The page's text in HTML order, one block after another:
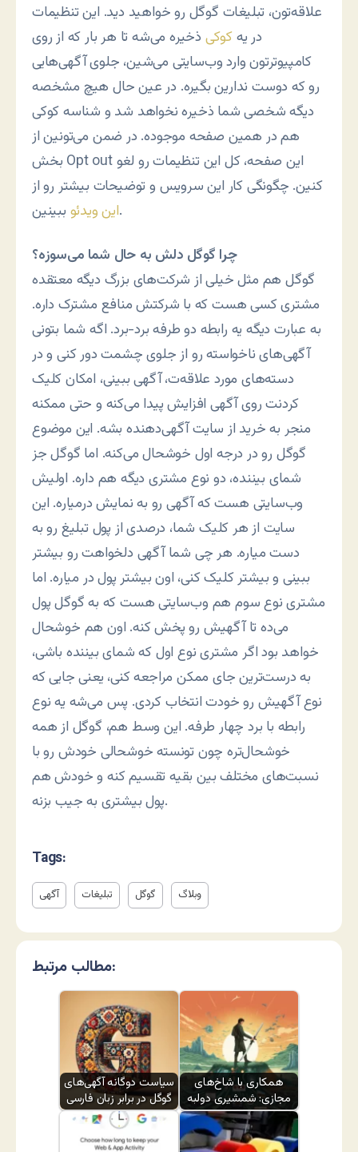
علاقه‌تون، تبلیغات گوگل رو خواهید دید. این تنظیمات
در یهکوکی ذخیره می‌شه تا هر بار که از روی
کامپیوترتون وارد وب‌سایتی می‌شین، جلوی آگهی‌هایی
رو که دوست ندارین بگیره. در عین حال هیچ مشخصه
دیگه شخصی شما ذخیره نخواهد شد و شناسه کوکی
هم در همین صفحه موجوده. در ضمن می‌تونین از
بخش Opt out این صفحه، کل این تنظیمات رو لغو
کنین. چگونگی کار این سرویس و توضیحات بیشتر رو از
این ویدئوببینین.
چرا گوگل دلش به حال شما می‌سوزه؟
گوگل هم مثل خیلی از شرکت‌های بزرگ دیگه معتقده
مشتری کسی هست که با شرکتش منافع مشترک داره.
به عبارت دیگه یه رابطه دو طرفه برد-برد. اگه شما بتونی
آگهی‌های ناخواسته رو از جلوی چشمت دور کنی و در
دسته‌های مورد علاقه‌ت، آگهی ببینی، امکان کلیک
کردنت روی آگهی افزایش پیدا می‌کنه و حتی ممکنه
منجر به خرید از سایت آگهی‌دهنده بشه. این موضوع
گوگل رو در درجه اول خوشحال می‌کنه. اما گوگل جز
شمای بیننده، دو نوع مشتری دیگه هم داره. اولیش
وب‌سایتی هست که آگهی رو به نمایش درمیاره. این
سایت از هر کلیک شما، درصدی از پول تبلیغ رو به
دست میاره. هر چی شما آگهی دلخواهت رو بیشتر
ببینی و بیشتر کلیک کنی، اون بیشتر پول در میاره. اما
مشتری نوع سوم هم وب‌سایتی هست که به گوگل پول
می‌ده تا آگهیش رو پخش کنه. اون هم خوشحال
خواهد بود اگر مشتری نوع اول که شمای بیننده باشی،
به درست‌ترین جای ممکن مراجعه کنی، یعنی جایی که
نوع آگهیش رو خودت انتخاب کردی. پس می‌شه یه نوع
رابطه با برد چهار طرفه. این وسط هم، گوگل از همه
خوشحال‌تره چون تونسته خوشحالی خودش رو با
نسبت‌های مختلف بین بقیه تقسیم کنه و خودش هم
پول بیشتری به جیب بزنه.
Tags:
آگهی تبلیغات گوگل وبلاگ
مطالب مرتبط:
سیاست دوگانه آگهی‌های
گوگل در برابر زبان فارسی
همکاری با شاخ‌های
مجازی: شمشیری دولبه